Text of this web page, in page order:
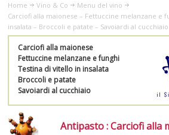
BIANCHI
ROSATI
SPUMANTI
NON SOLO VINO
Home Vino & Co
Menu del vino
Carciofi alla maionese – Fettuccine melanzane e
insalata – Broccoli e patate – Savoiardi al
Carciofi alla maionese
Fettuccine melanzane e funghi
Testina di vitello in insalata
Broccoli e patate
Savoiardi al cucchiaio
Antipasto : Carciofi alla